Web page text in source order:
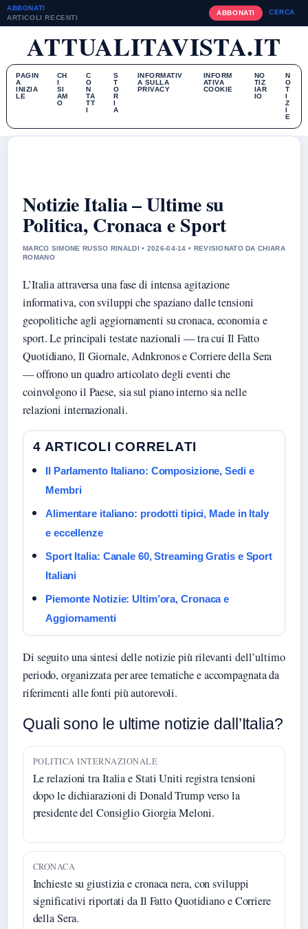
ABBONATI
ARTICOLI RECENTI
ABBONATI CERCA
ATTUALITAVISTA.IT
PAGIN
A
INIZIA
LE
CH
I
SI
AM
O
C
O
N
TA
TT
I
S
T
O
R
I
A
INFORMATIV
A SULLA
PRIVACY
INFORM
ATIVA
COOKIE
NO
TIZ
IAR
IO
N
O
T
I
Z
I
E
Notizie Italia – Ultime su
Politica, Cronaca e Sport
MARCO SIMONE RUSSO RINALDI • 2026-04-14 • REVISIONATO DA CHIARA
ROMANO
L’Italia attraversa una fase di intensa agitazione
informativa, con sviluppi che spaziano dalle tensioni
geopolitiche agli aggiornamenti su cronaca, economia e
sport. Le principali testate nazionali — tra cui Il Fatto
Quotidiano, Il Giornale, Adnkronos e Corriere della Sera
— offrono un quadro articolato degli eventi che
coinvolgono il Paese, sia sul piano interno sia nelle
relazioni internazionali.
4 ARTICOLI CORRELATI
Il Parlamento Italiano: Composizione, Sedi e
Membri
Alimentare italiano: prodotti tipici, Made in Italy
e eccellenze
Sport Italia: Canale 60, Streaming Gratis e Sport
Italiani
Piemonte Notizie: Ultim’ora, Cronaca e
Aggiornamenti
Di seguito una sintesi delle notizie più rilevanti dell’ultimo
periodo, organizzata per aree tematiche e accompagnata da
riferimenti alle fonti più autorevoli.
Quali sono le ultime notizie dall’Italia?
POLITICA INTERNAZIONALE
Le relazioni tra Italia e Stati Uniti registra tensioni
dopo le dichiarazioni di Donald Trump verso la
presidente del Consiglio Giorgia Meloni.
CRONACA
Inchieste su giustizia e cronaca nera, con sviluppi
significativi riportati da Il Fatto Quotidiano e Corriere
della Sera.